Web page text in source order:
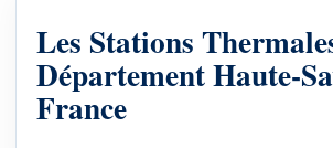
Les Stations
Département Haute-
France